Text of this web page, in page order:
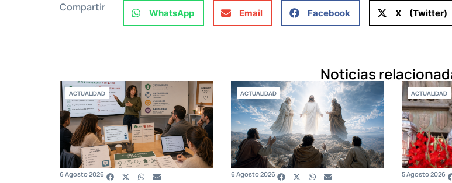
Compartir WhatsApp Email Facebook X (Twitter)
Noticias
ACTUALIDAD
6 Agosto 2026
ACTUALIDAD
6 Agosto 2026
ACTUALIDAD
5 Agosto 2026